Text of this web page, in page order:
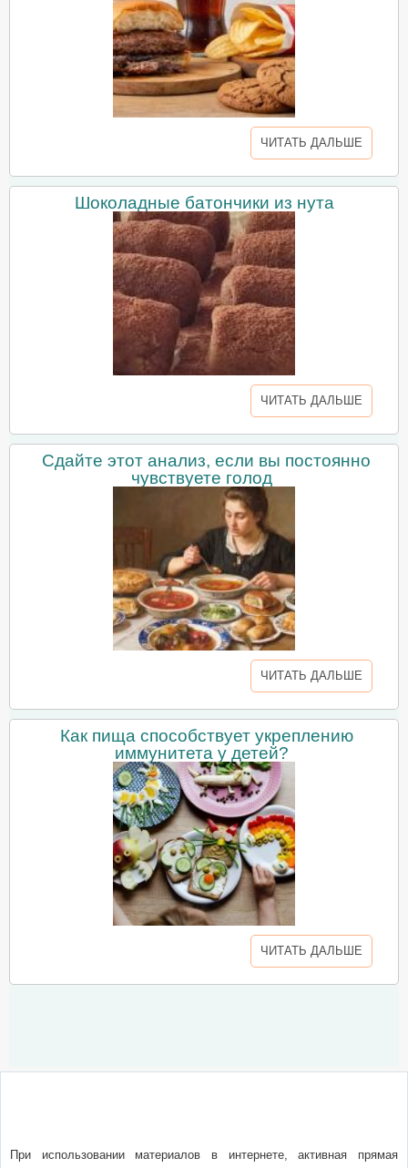
ЧИТАТЬ ДАЛЬШЕ
Шоколадные батончики из нута
ЧИТАТЬ ДАЛЬШЕ
Сдайте этот анализ, если вы постоянно
чувствуете голод
ЧИТАТЬ ДАЛЬШЕ
Как пища способствует укреплению
иммунитета у детей?
ЧИТАТЬ ДАЛЬШЕ
При использовании материалов в интернете, активная прямая